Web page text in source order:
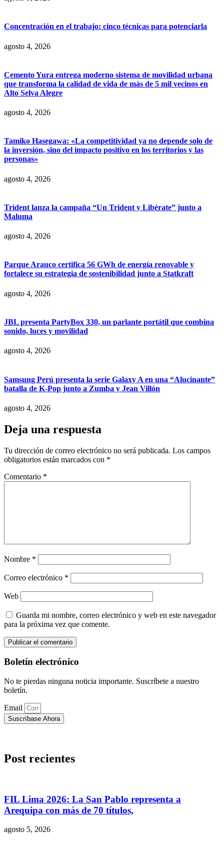
Concentración en el trabajo: cinco técnicas para potenciarla
agosto 4, 2026
Cemento Yura entrega moderno sistema de movilidad urbana
que transforma la calidad de vida de más de 5 mil vecinos en
Alto Selva Alegre
agosto 4, 2026
Tamiko Hasegawa: «La competitividad ya no depende solo de
la inversión, sino del impacto positivo en los territorios y las
personas»
agosto 4, 2026
Trident lanza la campaña “Un Trident y Libérate” junto a
Maluma
agosto 4, 2026
Parque Arauco certifica 56 GWh de energía renovable y
fortalece su estrategia de sostenibilidad junto a Statkraft
agosto 4, 2026
JBL presenta PartyBox 330, un parlante portátil que combina
sonido, luces y movilidad
agosto 4, 2026
Samsung Perú presenta la serie Galaxy A en una “Alucinante”
batalla de K-Pop junto a Zumba y Jean Villón
agosto 4, 2026
Deja una respuesta
Tu dirección de correo electrónico no será publicada. Los campos
obligatorios están marcados con *
Comentario *
Nombre *
Correo electrónico *
Web
Guarda mi nombre, correo electrónico y web en este navegador
para la próxima vez que comente.
Boletín electrónico
No te pierdas ninguna noticia importante. Suscríbete a nuestro
boletín.
Email
Suscríbase Ahora
Post recientes
FIL Lima 2026: La San Pablo representa a
Arequipa con más de 70 títulos,
agosto 5, 2026